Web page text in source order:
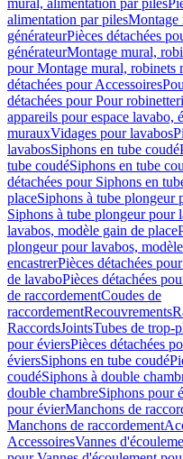
mural, alimentation par piles
alimentation par pilesMontage
générateurPièces détachées
générateurMontage mural,
pour Montage mural, robinets
détachées pour Accessoires
détachées pour Pour
appareils pour espace lavabo,
murauxVidages pour lavabos
lavabosSiphons en tube coudé
tube coudéSiphons en tube
détachées pour Siphons en
placeSiphons à tube plongeur
Siphons à tube plongeur pour
lavabos, modèle gain de place
plongeur pour lavabos,
encastrerPièces détachées
de lavaboPièces détachées
de raccordementCoudes de
raccordementRecouvrements
RaccordsJointsTubes de trop-
pour éviersPièces détachées
éviersSiphons en tube coudé
coudéSiphons à double
double chambreSiphons pour
pour évierManchons de
Manchons de raccordement
AccessoiresVannes